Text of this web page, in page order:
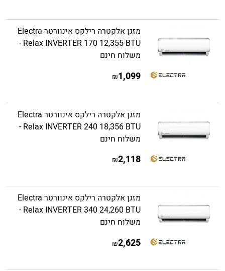
מזגן אלקטרה רילקס אינוורטר Electra
Relax INVERTER 170 12,355 BTU -
משלוח חינם
1,099
₪
מזגן אלקטרה רילקס אינוורטר Electra
Relax INVERTER 240 18,356 BTU -
משלוח חינם
2,118
₪
מזגן אלקטרה רילקס אינוורטר Electra
Relax INVERTER 340 24,260 BTU -
משלוח חינם
2,625
₪